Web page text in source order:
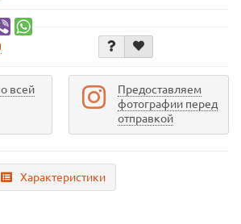
всей
Предоставляем
фотографии перед
отправкой
Характеристики